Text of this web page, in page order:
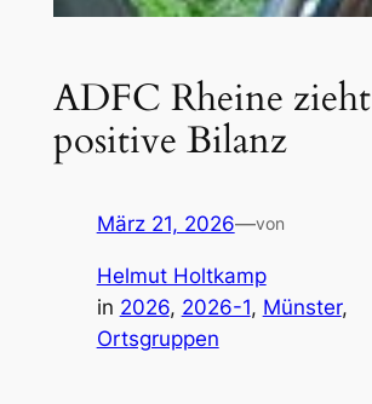
ADFC Rheine zieht
positive Bilanz
März 21, 2026—von
Helmut Holtkamp
in 2026, 2026-1, Münster
Ortsgruppen